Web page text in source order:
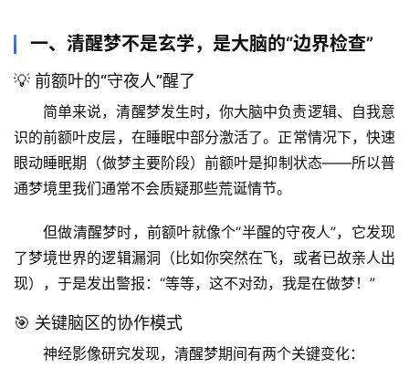
一、清醒梦不是玄学，是大脑的“边界检查”
💡 前额叶的“守夜人”醒了
简单来说，清醒梦发生时，你大脑中负责逻辑、自我意
识的前额叶皮层，在睡眠中部分激活了。正常情况下，快速
眼动睡眠期（做梦主要阶段）前额叶是抑制状态——所以普
通梦境里我们通常不会质疑那些荒诞情节。
但做清醒梦时，前额叶就像个“半醒的守夜人”，它发现
了梦境世界的逻辑漏洞（比如你突然在飞，或者已故亲人出
现），于是发出警报：“等等，这不对劲，我是在做梦！”
🎯 关键脑区的协作模式
神经影像研究发现，清醒梦期间有两个关键变化：